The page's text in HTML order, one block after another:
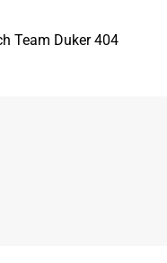
Team Duker 404